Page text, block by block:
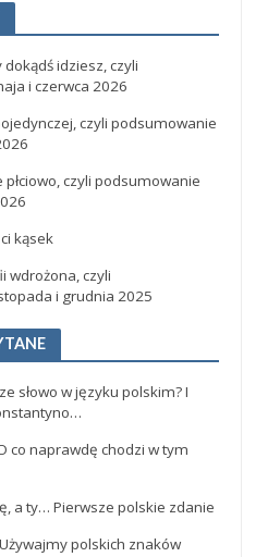
idziesz, czyli
i czerwca 2026
czyli podsumowanie
czyli podsumowanie
kąsek
wdrożona, czyli
i grudnia 2025
słowo w języku polskim? I
co naprawdę chodzi w tym
a ty… Pierwsze polskie zdanie
Używajmy polskich znaków